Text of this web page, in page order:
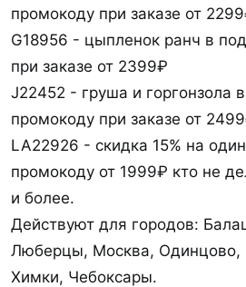
промокоду при заказе от
G18956 - цыпленок ранч в
при заказе от 2399₽
J22452 - груша и горгонзола
промокоду при заказе от
LA22926 - скидка 15% на
промокоду от 1999₽ кто не
и более.
Действуют для городов:
Люберцы, Москва, Одинцово,
Химки, Чебоксары.